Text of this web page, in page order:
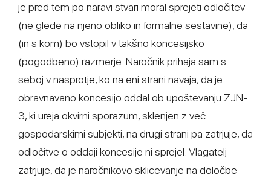
je pred tem po naravi stvari moral sprejeti odločitev
(ne glede na njeno obliko in formalne sestavine), da
(in s kom) bo vstopil v takšno koncesijsko
(pogodbeno) razmerje. Naročnik prihaja sam s
seboj v nasprotje, ko na eni strani navaja, da je
obravnavano koncesijo oddal ob upoštevanju ZJN-
3, ki ureja okvirni sporazum, sklenjen z več
gospodarskimi subjekti, na drugi strani pa zatrjuje, da
odločitve o oddaji koncesije ni sprejel. Vlagatelj
zatrjuje, da je naročnikovo sklicevanje na določbe